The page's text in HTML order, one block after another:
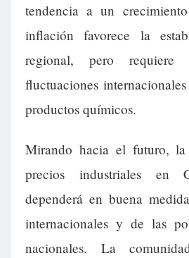
tendencia a un
inflación favorece la
regional, pero
fluctuaciones
productos químicos.
Mirando hacia el futuro,
precios industriales en
dependerá en buena
internacionales y de las
nacionales. La